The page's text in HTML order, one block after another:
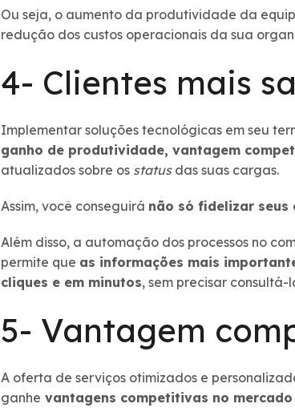
Ou seja, o aumento da produtividade da
redução dos custos operacionais da sua
4- Clientes mais
Implementar soluções tecnológicas em seu
ganho de produtividade, vantagem
atualizados sobre os status das suas cargas.
Assim, você conseguirá não só fidelizar seus
Além disso, a automação dos processos no
permite que as informações mais
cliques e em minutos, sem precisar
5- Vantagem
A oferta de serviços otimizados e
ganhe vantagens competitivas no mercado